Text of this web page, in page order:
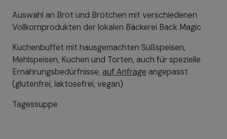
Auswahl an Brot und Brötchen mit verschiedenen
Vollkornprodukten der lokalen Bäckerei Back Magic
Kuchenbuffet mit hausgemachten Süßspeisen,
Mehlspeisen, Kuchen und Torten, auch für spezielle
Ernährungsbedürfnisse, auf Anfrage angepasst
(glutenfrei, laktosefrei, vegan)
Tagessuppe